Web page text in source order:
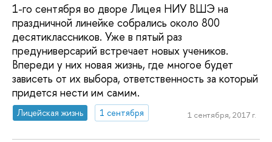
1-го сентября во дворе Лицея НИУ ВШЭ на
праздничной линейке собрались около 800
десятиклассников. Уже в пятый раз
предуниверсарий встречает новых учеников.
Впереди у них новая жизнь, где многое будет
зависеть от их выбора, ответственность за который
придется нести им самим.
Лицейская жизнь 1 сентября 1 сентября, 2017 г.